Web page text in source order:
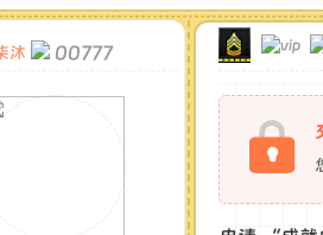
沐 00777